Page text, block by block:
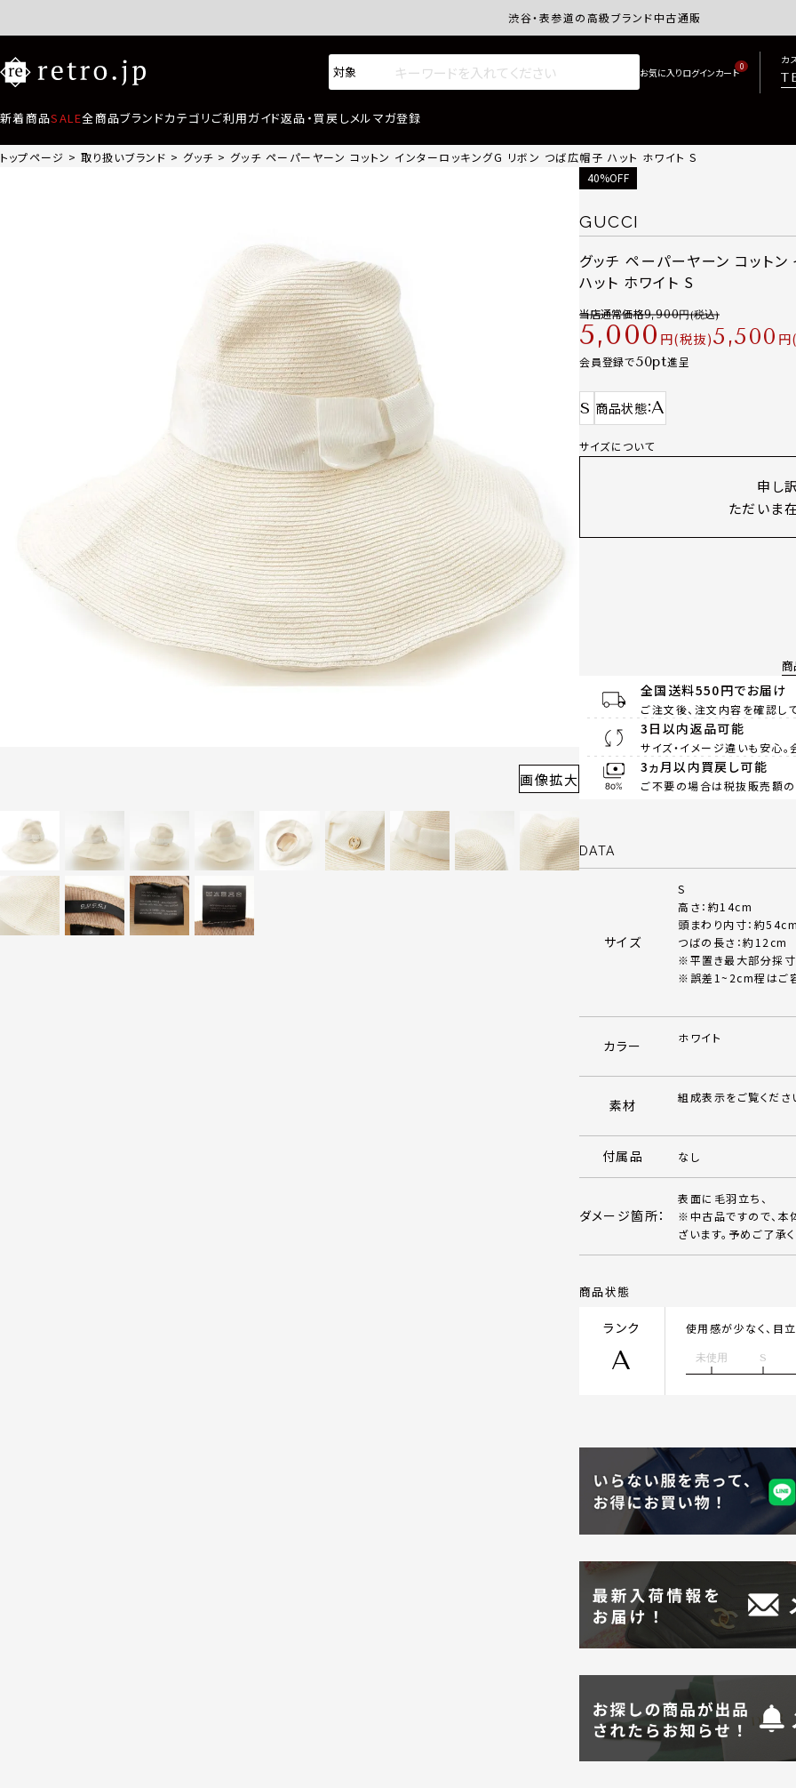
渋谷・表参道の高級ブランド中古通販サイトretro.jp商
0
カ
新着商品SALE全商品ブランドカテゴリ ご利用ガイド返品・買戻しメルマガ登録
トップページ 取り扱いブランド グッチ グッチ ペーパーヤーン コットン インターロッキングG リボン つば広帽子 ハット ホワイト S
画像拡大
40%OFF
GUCCI
グッチ ペーパーヤーン コット
ハット ホワイト S
当店通常価格9,900
5,000 税抜 5,500
会員登録で50 進呈
S 商品状態 A
サイズについて
申し
ただいま
全国送料550円でお届け
ご注文後、注文内容を確認し
3日以内返品可能
サイズ・イメージ違いも安心
3ヵ月以内買戻し可能
ご不要の場合は税抜販売額の
DATA
サイズ
S
高さ：約14cm
頭まわり内寸：約54cm
つばの長さ：約12cm
※平置き最大部分採寸
※誤差1~2cm程はご
カラー ホワイト
素材 組成表示をご覧くださ
付属品 なし
ダメージ箇所：
表面に毛羽立ち、
※中古品ですので、本
ざいます。予めご了承く
商品状態
ランク
A
使用感が少なく、目
未使用 S